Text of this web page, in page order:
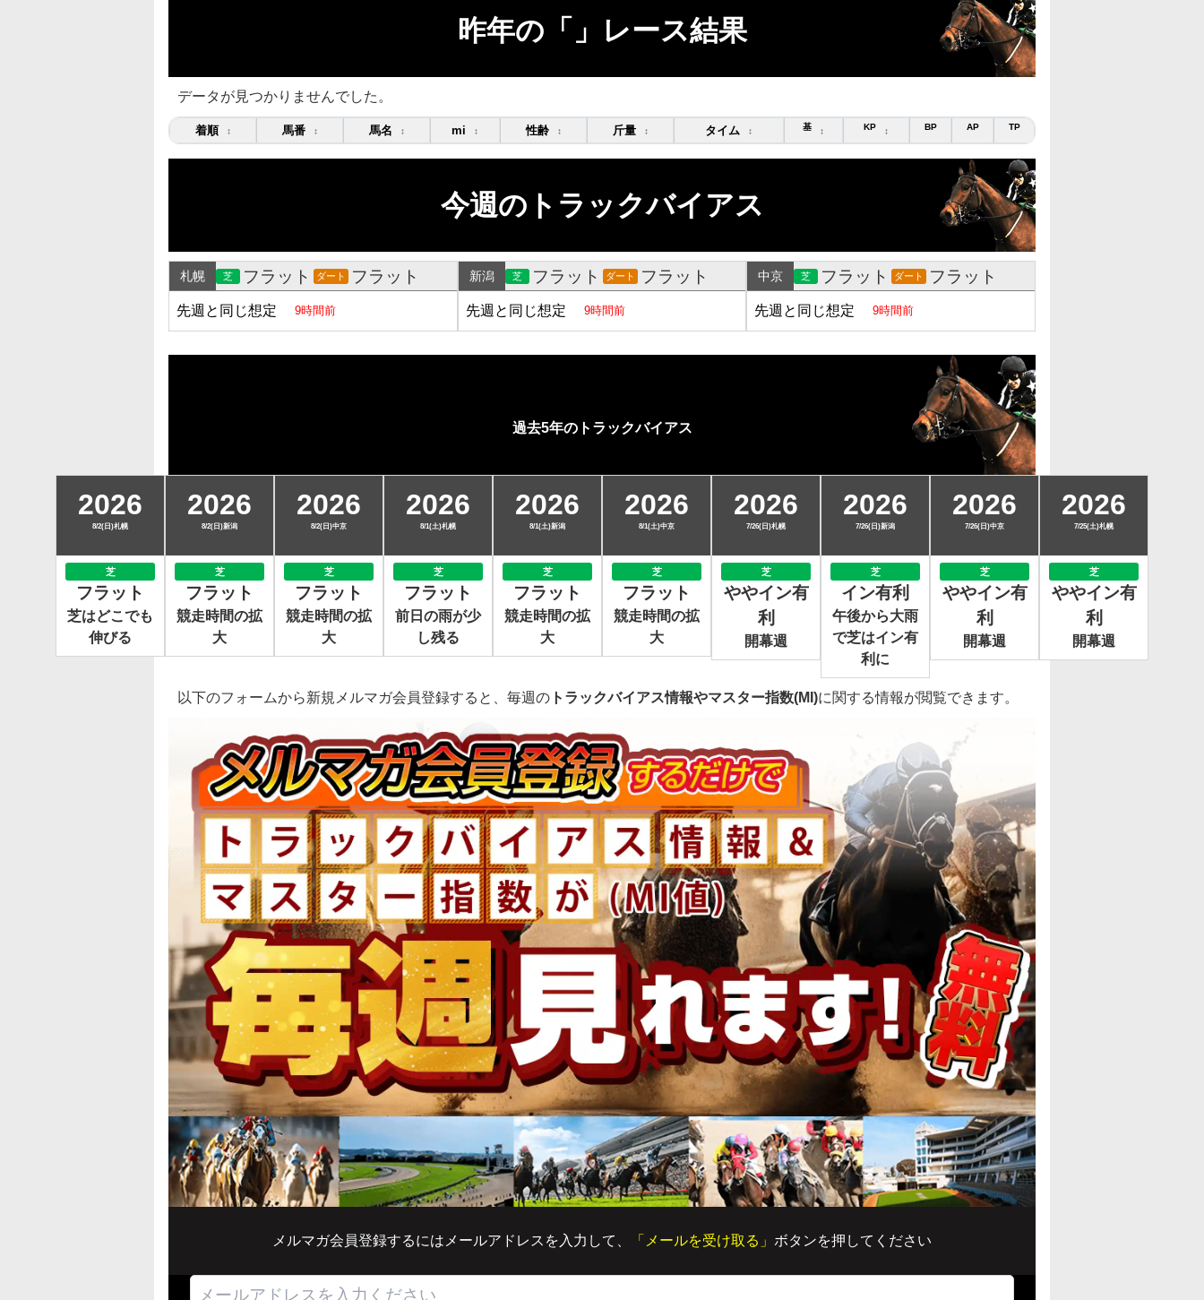
昨年の「」レース結果
データが見つかりませんでした。
着順 ↕ 馬番 ↕ 馬名 ↕ mi ↕ 性齢 ↕ 斤量 ↕ タイム ↕ 基 ↕ KP ↕ BP AP TP
今週のトラックバイアス
札幌 芝 フラット ダート フラット
先週と同じ想定 9時間前
新潟 芝 フラット ダート フラット
先週と同じ想定 9時間前
中京 芝 フラット ダート フラット
先週と同じ想定 9時間前
過去5年のトラックバイアス
2026
8/2(日)札幌
芝
フラット
芝はどこでも
伸びる
2026
8/2(日)新潟
芝
フラット
競走時間の拡
大
2026
8/2(日)中京
芝
フラット
競走時間の拡
大
2026
8/1(土)札幌
芝
フラット
前日の雨が少
し残る
2026
8/1(土)新潟
芝
フラット
競走時間の拡
大
2026
8/1(土)中京
芝
フラット
競走時間の拡
大
2026
7/26(日)札幌
芝
ややイン有
利
開幕週
2026
7/26(日)新潟
芝
イン有利
午後から大雨
で芝はイン有
利に
2026
7/26(日)中京
芝
ややイン有
利
開幕週
2026
7/25(土)札幌
芝
ややイン有
利
開幕週
以下のフォームから新規メルマガ会員登録すると、毎週の トラックバイアス情報やマスター指数(MI)に関する情報が閲覧できます。
メルマガ会員登録するにはメールアドレスを入力して、 「メールを受け取る」 ボタンを押してください